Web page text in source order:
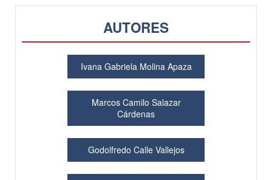
AUTORES
Ivana Gabriela Molina Apaza
Marcos Camilo Salazar
Cárdenas
Godolfredo Calle Vallejos